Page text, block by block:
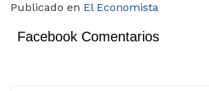
Publicado en El Economista
Facebook Comentarios